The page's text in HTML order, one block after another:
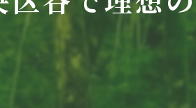
眼精疲労